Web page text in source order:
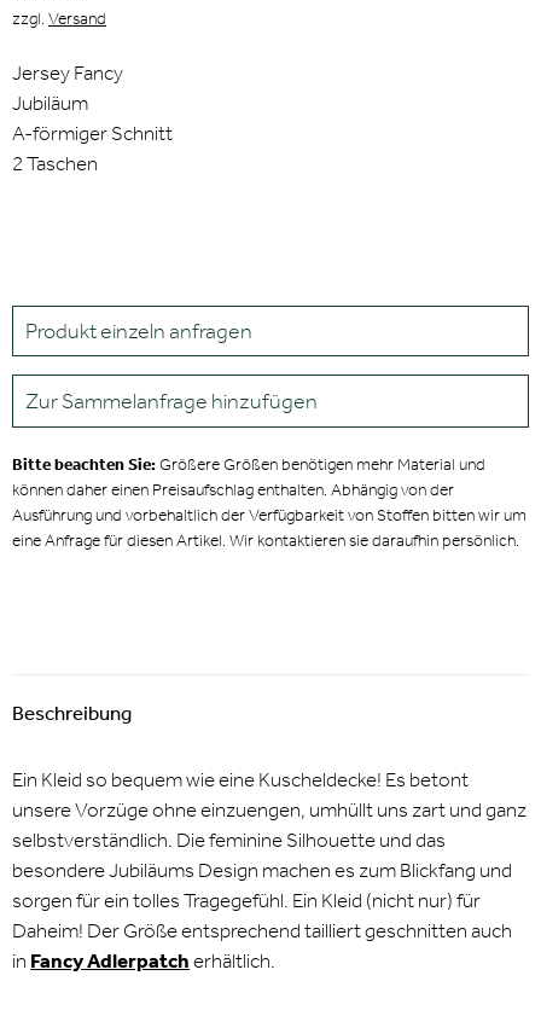
zzgl. Versand
Jersey Fancy
Jubiläum
A-förmiger Schnitt
2 Taschen
Produkt einzeln anfragen
Zur Sammelanfrage hinzufügen
Bitte beachten Sie:Größere Größen benötigen mehr Material und
können daher einen Preisaufschlag enthalten. Abhängig von der
Ausführung und vorbehaltlich der Verfügbarkeit von Stoffen bitten wir um
eine Anfrage für diesen Artikel. Wir kontaktieren sie daraufhin persönlich.
Beschreibung
Ein Kleid so bequem wie eine Kuscheldecke! Es betont
unsere Vorzüge ohne einzuengen, umhüllt uns zart und ganz
selbstverständlich. Die feminine Silhouette und das
besondere Jubiläums Design machen es zum Blickfang und
sorgen für ein tolles Tragegefühl. Ein Kleid (nicht nur) für
Daheim! Der Größe entsprechend tailliert geschnitten auch
in Fancy Adlerpatch erhältlich.